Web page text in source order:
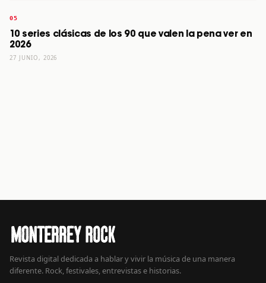
10 series clásicas de los 90 que valen la pena ver en
2026
27 JUNIO, 2026
Revista digital dedicada a hablar y vivir la música de una manera
diferente. Rock, festivales, entrevistas e historias.